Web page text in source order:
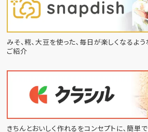
みそ、糀、大豆を使った、毎日が楽しくなるよ
ご紹介
きちんとおいしく作れるをコンセプトに、 簡単